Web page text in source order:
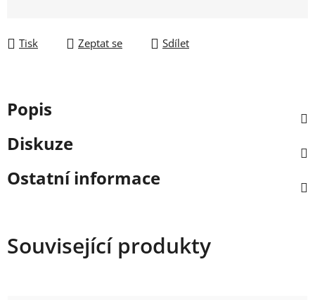
Tisk Zeptat se Sdílet
Popis
Diskuze
Ostatní informace
Související produkty